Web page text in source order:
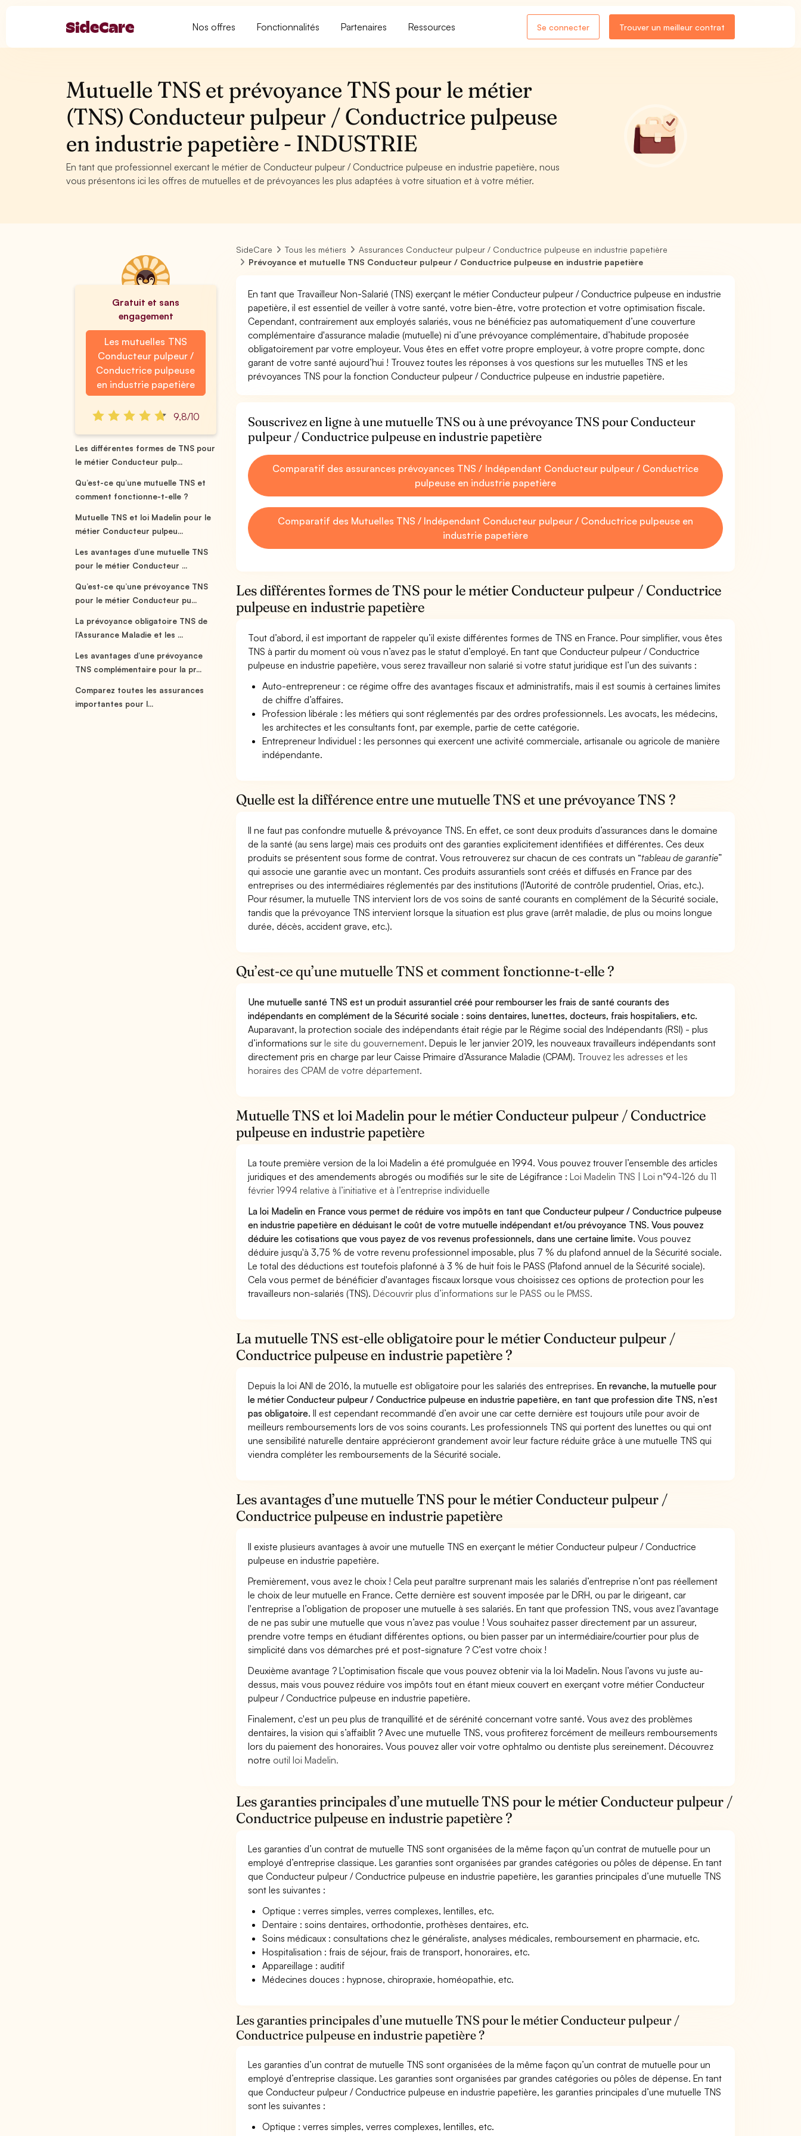
Nos offres Fonctionnalités Partenaires Ressources Se connecter Trouver un meilleur contrat
Mutuelle TNS et prévoyance TNS pour le métier
(TNS) Conducteur pulpeur / Conductrice pulpeuse
en industrie papetière - INDUSTRIE
En tant que professionnel exercant le métier de Conducteur pulpeur / Conductrice pulpeuse en industrie papetière, nous
vous présentons ici les offres de mutuelles et de prévoyances les plus adaptées à votre situation et à votre métier.
Gratuit et sans
engagement
Les mutuelles TNS
Conducteur pulpeur /
Conductrice pulpeuse
en industrie papetière
9,8/10
Les différentes formes de TNS pour
le métier Conducteur pulp...
Qu’est-ce qu’une mutuelle TNS et
comment fonctionne-t-elle ?
Mutuelle TNS et loi Madelin pour le
métier Conducteur pulpeu...
Les avantages d’une mutuelle TNS
pour le métier Conducteur ...
Qu’est-ce qu’une prévoyance TNS
pour le métier Conducteur pu...
La prévoyance obligatoire TNS de
l’Assurance Maladie et les ...
Les avantages d’une prévoyance
TNS complémentaire pour la pr...
Comparez toutes les assurances
importantes pour l...
SideCare Tous les métiers
Assurances Conducteur pulpeur / Conductrice pulpeuse en industrie papetière
Prévoyance et mutuelle TNS Conducteur pulpeur / Conductrice pulpeuse en industrie papetière
En tant que Travailleur Non-Salarié (TNS) exerçant le métier Conducteur pulpeur / Conductrice pulpeuse en industrie
papetière, il est essentiel de veiller à votre santé, votre bien-être, votre protection et votre optimisation fiscale.
Cependant, contrairement aux employés salariés, vous ne bénéficiez pas automatiquement d’une couverture
complémentaire d'assurance maladie (mutuelle) ni d’une prévoyance complémentaire, d’habitude proposée
obligatoirement par votre employeur. Vous êtes en effet votre propre employeur, à votre propre compte, donc
garant de votre santé aujourd’hui ! Trouvez toutes les réponses à vos questions sur les mutuelles TNS et les
prévoyances TNS pour la fonction Conducteur pulpeur / Conductrice pulpeuse en industrie papetière.
Souscrivez en ligne à une mutuelle TNS ou à une prévoyance TNS pour Conducteur
pulpeur / Conductrice pulpeuse en industrie papetière
Comparatif des assurances prévoyances TNS / Indépendant Conducteur pulpeur / Conductrice
pulpeuse en industrie papetière
Comparatif des Mutuelles TNS / Indépendant Conducteur pulpeur / Conductrice pulpeuse en
industrie papetière
Les différentes formes de TNS pour le métier Conducteur pulpeur / Conductrice
pulpeuse en industrie papetière
Tout d’abord, il est important de rappeler qu’il existe différentes formes de TNS en France. Pour simplifier, vous êtes
TNS à partir du moment où vous n’avez pas le statut d’employé. En tant que Conducteur pulpeur / Conductrice
pulpeuse en industrie papetière, vous serez travailleur non salarié si votre statut juridique est l’un des suivants :
Auto-entrepreneur : ce régime offre des avantages fiscaux et administratifs, mais il est soumis à certaines limites
de chiffre d’affaires.
Profession libérale : les métiers qui sont réglementés par des ordres professionnels. Les avocats, les médecins,
les architectes et les consultants font, par exemple, partie de cette catégorie.
Entrepreneur Individuel : les personnes qui exercent une activité commerciale, artisanale ou agricole de manière
indépendante.
Quelle est la différence entre une mutuelle TNS et une prévoyance TNS ?
Il ne faut pas confondre mutuelle & prévoyance TNS. En effet, ce sont deux produits d’assurances dans le domaine
de la santé (au sens large) mais ces produits ont des garanties explicitement identifiées et différentes. Ces deux
produits se présentent sous forme de contrat. Vous retrouverez sur chacun de ces contrats un “tableau de garantie”
qui associe une garantie avec un montant. Ces produits assurantiels sont créés et diffusés en France par des
entreprises ou des intermédiaires réglementés par des institutions (l’Autorité de contrôle prudentiel, Orias, etc.).
Pour résumer, la mutuelle TNS intervient lors de vos soins de santé courants en complément de la Sécurité sociale,
tandis que la prévoyance TNS intervient lorsque la situation est plus grave (arrêt maladie, de plus ou moins longue
durée, décès, accident grave, etc.).
Qu’est-ce qu’une mutuelle TNS et comment fonctionne-t-elle ?
Une mutuelle santé TNS est un produit assurantiel créé pour rembourser les frais de santé courants des
indépendants en complément de la Sécurité sociale : soins dentaires, lunettes, docteurs, frais hospitaliers, etc.
Auparavant, la protection sociale des indépendants était régie par le Régime social des Indépendants (RSI) - plus
d’informations surle site du gouvernement. Depuis le 1er janvier 2019, les nouveaux travailleurs indépendants sont
directement pris en charge par leur Caisse Primaire d’Assurance Maladie (CPAM). Trouvez les adresses et les
horaires des CPAM de votre département.
Mutuelle TNS et loi Madelin pour le métier Conducteur pulpeur / Conductrice
pulpeuse en industrie papetière
La toute première version de la loi Madelin a été promulguée en 1994. Vous pouvez trouver l’ensemble des articles
juridiques et des amendements abrogés ou modifiés sur le site de Légifrance :Loi Madelin TNS | Loi n°94-126 du 11
février 1994 relative à l’initiative et à l’entreprise individuelle
La loi Madelin en France vous permet de réduire vos impôts en tant que Conducteur pulpeur / Conductrice pulpeuse
en industrie papetière en déduisant le coût de votre mutuelle indépendant et/ou prévoyance TNS. Vous pouvez
déduire les cotisations que vous payez de vos revenus professionnels, dans une certaine limite.Vous pouvez
déduire jusqu'à 3,75 % de votre revenu professionnel imposable, plus 7 % du plafond annuel de la Sécurité sociale.
Le total des déductions est toutefois plafonné à 3 % de huit fois le PASS (Plafond annuel de la Sécurité sociale).
Cela vous permet de bénéficier d'avantages fiscaux lorsque vous choisissez ces options de protection pour les
travailleurs non-salariés (TNS).Découvrir plus d’informations sur le PASS ou le PMSS.
La mutuelle TNS est-elle obligatoire pour le métier Conducteur pulpeur /
Conductrice pulpeuse en industrie papetière ?
Depuis la loi ANI de 2016, la mutuelle est obligatoire pour les salariés des entreprises. En revanche, la mutuelle pour
le métier Conducteur pulpeur / Conductrice pulpeuse en industrie papetière, en tant que profession dite TNS, n’est
pas obligatoire.Il est cependant recommandé d’en avoir une car cette dernière est toujours utile pour avoir de
meilleurs remboursements lors de vos soins courants. Les professionnels TNS qui portent des lunettes ou qui ont
une sensibilité naturelle dentaire apprécieront grandement avoir leur facture réduite grâce à une mutuelle TNS qui
viendra compléter les remboursements de la Sécurité sociale.
Les avantages d’une mutuelle TNS pour le métier Conducteur pulpeur /
Conductrice pulpeuse en industrie papetière
Il existe plusieurs avantages à avoir une mutuelle TNS en exerçant le métier Conducteur pulpeur / Conductrice
pulpeuse en industrie papetière.
Premièrement, vous avez le choix ! Cela peut paraître surprenant mais les salariés d’entreprise n’ont pas réellement
le choix de leur mutuelle en France. Cette dernière est souvent imposée par le DRH, ou par le dirigeant, car
l'entreprise a l’obligation de proposer une mutuelle à ses salariés. En tant que profession TNS, vous avez l’avantage
de ne pas subir une mutuelle que vous n’avez pas voulue ! Vous souhaitez passer directement par un assureur,
prendre votre temps en étudiant différentes options, ou bien passer par un intermédiaire/courtier pour plus de
simplicité dans vos démarches pré et post-signature ? C’est votre choix !
Deuxième avantage ? L’optimisation fiscale que vous pouvez obtenir via la loi Madelin. Nous l’avons vu juste au-
dessus, mais vous pouvez réduire vos impôts tout en étant mieux couvert en exerçant votre métier Conducteur
pulpeur / Conductrice pulpeuse en industrie papetière.
Finalement, c'est un peu plus de tranquillité et de sérénité concernant votre santé. Vous avez des problèmes
dentaires, la vision qui s’affaiblit ? Avec une mutuelle TNS, vous profiterez forcément de meilleurs remboursements
lors du paiement des honoraires. Vous pouvez aller voir votre ophtalmo ou dentiste plus sereinement. Découvrez
notre outil loi Madelin.
Les garanties principales d’une mutuelle TNS pour le métier Conducteur pulpeur /
Conductrice pulpeuse en industrie papetière ?
Les garanties d’un contrat de mutuelle TNS sont organisées de la même façon qu’un contrat de mutuelle pour un
employé d’entreprise classique. Les garanties sont organisées par grandes catégories ou pôles de dépense. En tant
que Conducteur pulpeur / Conductrice pulpeuse en industrie papetière, les garanties principales d’une mutuelle TNS
sont les suivantes :
Optique : verres simples, verres complexes, lentilles, etc.
Dentaire : soins dentaires, orthodontie, prothèses dentaires, etc.
Soins médicaux : consultations chez le généraliste, analyses médicales, remboursement en pharmacie, etc.
Hospitalisation : frais de séjour, frais de transport, honoraires, etc.
Appareillage : auditif
Médecines douces : hypnose, chiropraxie, homéopathie, etc.
Les garanties principales d’une mutuelle TNS pour le métier Conducteur pulpeur /
Conductrice pulpeuse en industrie papetière ?
Les garanties d’un contrat de mutuelle TNS sont organisées de la même façon qu’un contrat de mutuelle pour un
employé d’entreprise classique. Les garanties sont organisées par grandes catégories ou pôles de dépense. En tant
que Conducteur pulpeur / Conductrice pulpeuse en industrie papetière, les garanties principales d’une mutuelle TNS
sont les suivantes :
Optique : verres simples, verres complexes, lentilles, etc.